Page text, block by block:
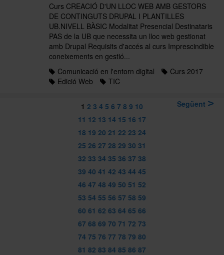
Curs CREACIÓ D'UN LLOC WEB AMB GESTORS
DE CONTINGUTS DRUPAL I PLANTILLES
UB.NIVELL BÀSIC Modalitat Presencial Destinataris
PAS de la UB que necessita un lloc web gestionat
amb Drupal Requisits d'accés al curs Imprescindible
coneixements en gestió...
Comunicació en l'entorn digital
Curs 2017
Edició Web
TIC
1 2 3 4 5 6 7 8 9 10
11 12 13 14 15 16 17
18 19 20 21 22 23 24
25 26 27 28 29 30 31
32 33 34 35 36 37 38
39 40 41 42 43 44 45
46 47 48 49 50 51 52
53 54 55 56 57 58 59
60 61 62 63 64 65 66
67 68 69 70 71 72 73
74 75 76 77 78 79 80
81 82 83 84 85 86 87
Següent